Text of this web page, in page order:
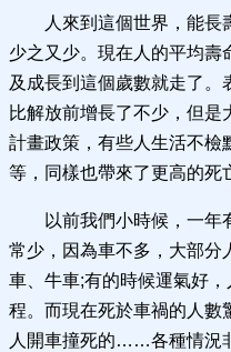
人來到這個世界，能長
少之又少。現在人的平均壽
及成長到這個歲數就走了。
比解放前增長了不少，但
計畫政策，有些人生活不檢
等，同樣也帶來了更高的死
以前我們小時候，一年
常少，因為車不多，大部分
車、牛車;有的時候運氣好
程。而現在死於車禍的人數
人開車撞死的……各種情況